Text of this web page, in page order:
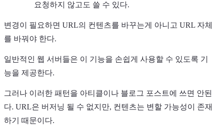
요청하지 않고도 쓸 수 있다.
변경이 필요하면 URL의 컨텐츠를 바꾸는게 아니고 URL 자체
를 바꿔야 한다.
일반적인 웹 서버들은 이 기능을 손쉽게 사용할 수 있도록 기
능을 제공한다.
그러나 이러한 패턴을 아티클이나 블로그 포스트에 쓰면 안된
다. URL은 버저닝 될 수 없지만, 컨텐츠는 변할 가능성이 존재
하기 때문이다.